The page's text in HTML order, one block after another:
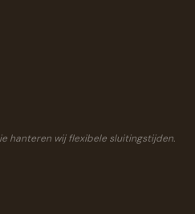
hanteren wij flexibele sluitingstijden.